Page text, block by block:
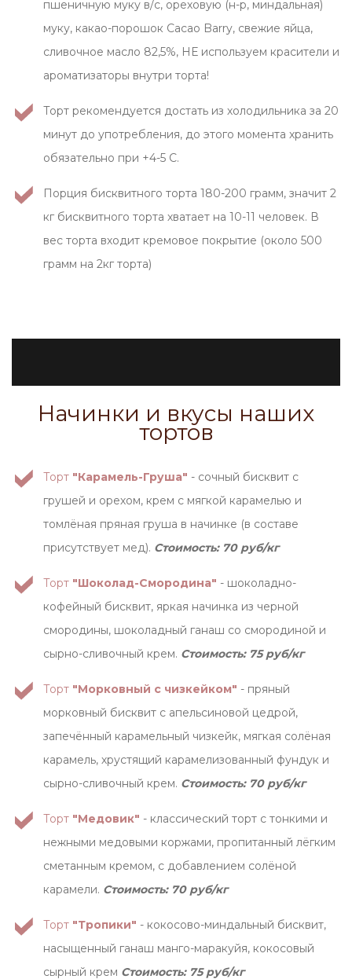
пшеничную муку в/с, ореховую (н-р, миндальная)
муку, какао-порошок Cacao Barry, свежие яйца,
сливочное масло 82,5%, НЕ используем красители и
ароматизаторы внутри торта!
Торт рекомендуется достать из холодильника за 20
минут до употребления, до этого момента хранить
обязательно при +4-5 С.
Порция бисквитного торта 180-200 грамм, значит 2
кг бисквитного торта хватает на 10-11 человек. В
вес торта входит кремовое покрытие (около 500
грамм на 2кг торта)
Начинки и вкусы наших
тортов
Торт "Карамель-Груша" - сочный бисквит с
грушей и орехом, крем с мягкой карамелью и
томлёная пряная груша в начинке (в составе
присутствует мед). Стоимость: 70 руб/кг
Торт "Шоколад-Смородина" - шоколадно-
кофейный бисквит, яркая начинка из черной
смородины, шоколадный ганаш со смородиной и
сырно-сливочный крем. Стоимость: 75 руб/кг
Торт "Морковный с чизкейком" - пряный
морковный бисквит с апельсиновой цедрой,
запечённый карамельный чизкейк, мягкая солёная
карамель, хрустящий карамелизованный фундук и
сырно-сливочный крем. Стоимость: 70 руб/кг
Торт "Медовик" - классический торт с тонкими и
нежными медовыми коржами, пропитанный лёгким
сметанным кремом, с добавлением солёной
карамели. Стоимость: 70 руб/кг
Торт "Тропики" - кокосово-миндальный бисквит,
насыщенный ганаш манго-маракуйя, кокосовый
сырный крем Стоимость: 75 руб/кг